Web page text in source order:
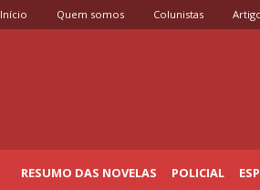
Início Quem somos Colunistas
RESUMO DAS NOVELAS POLICIAL